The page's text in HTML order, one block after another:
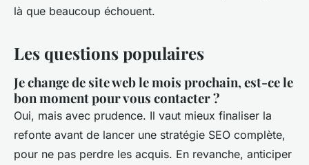
là que beaucoup échouent.
Les questions populaires
Je change de site web le mois prochain, est-ce le
bon moment pour vous contacter ?
Oui, mais avec prudence. Il vaut mieux finaliser la
refonte avant de lancer une stratégie SEO complète,
pour ne pas perdre les acquis. En revanche, anticiper